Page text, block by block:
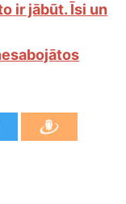
ir jābūt. Īsi un